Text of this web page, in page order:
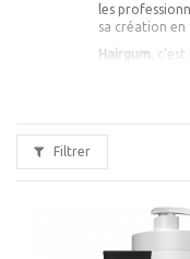
les
sa création en
Hairgum ,
métal. Une
pour hommes
axés autour
coiffante,
pour
barbe, huile
rasoir
Filtrer